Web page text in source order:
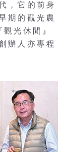
，它的前身
期的觀光農
光休閒』
辦人亦專程